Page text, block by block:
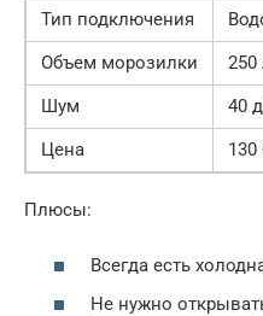
Тип подключения
Объем морозилки
250
Шум
40
Цена
130
Плюсы:
Всегда есть
Не нужно